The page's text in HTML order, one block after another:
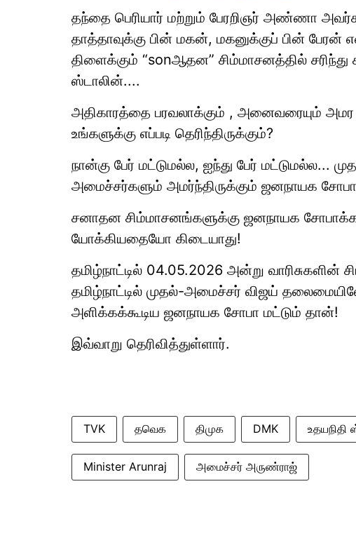
தந்தை பெரியார் மற்றும் பேரறிஞர் அண்ணா
தாத்தாவுக்கு பின் மகன், மகனுக்குப் பின் பேரன்
திளைக்கும் “sonஆதன” சிம்மாசனத்தில் சரிந்து
ஸ்டாலின்....
அதிகாரத்தை பரவலாக்கும் , அனைவரையும்
உங்களுக்கு எப்படி தெரிந்திருக்கும்?
நான்கு பேர் மட்டுமல்ல, ஐந்து பேர்
அமைச்சர்களும் அமர்ந்திருக்கும் ஜனநாயக
சனாதன சிம்மாசனங்களுக்கு ஜனநாயக
யோக்கியதையோ கிடையாது!
தமிழ்நாட்டில் 04.05.2026 அன்று வாரிசுகளின்
தமிழ்நாட்டில் முதல்-அமைச்சர் விஜய்
அளிக்கக்கூடிய ஜனநாயக சோபா மட்டும் தான்!
இவ்வாறு தெரிவித்துள்ளார்.
TVK தவெக திமுக DMK உதயநிதி
Minister Arunraj அமைச்சர் அருண்ராஜ்